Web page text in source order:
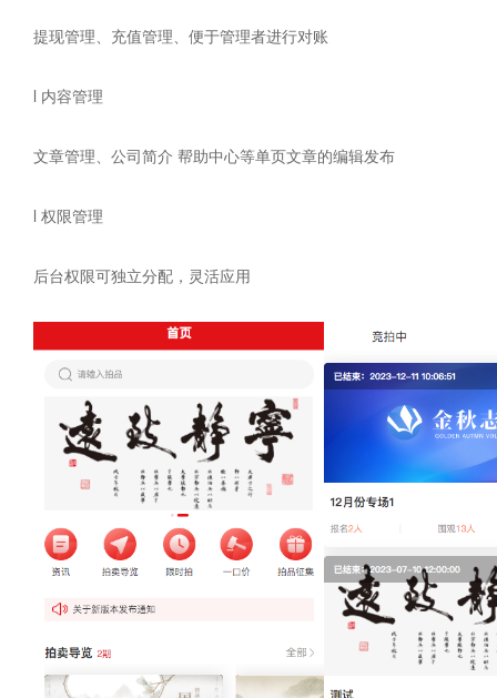
提现管理、充值管理、便于管理者进行对账
l 内容管理
文章管理、公司简介 帮助中心等单页文章的编辑发布
l 权限管理
后台权限可独立分配，灵活应用